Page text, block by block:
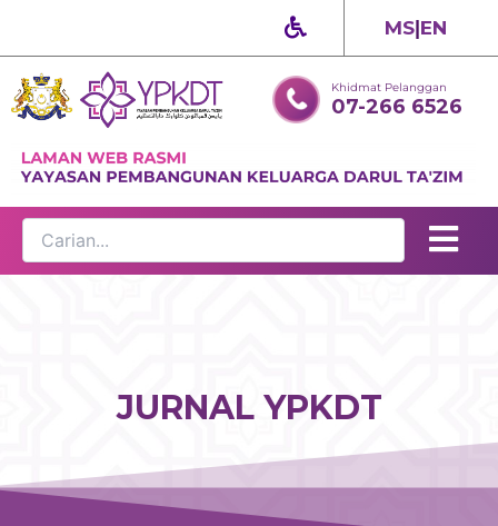
content
MS|EN
Khidmat Pelanggan
07-266 6526
JURNAL YPKDT